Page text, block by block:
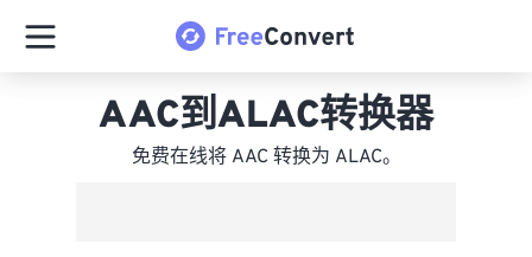
AAC到ALAC转换器
免费在线将 AAC 转换为 ALAC。